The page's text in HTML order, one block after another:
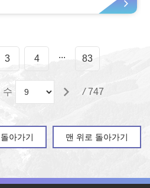
3 4 ... 83
수 / 747
아가기 맨 위로 돌아가기